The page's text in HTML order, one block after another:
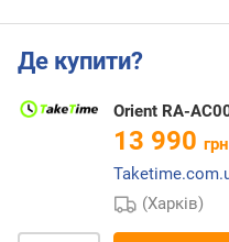
Де купити?
Orient RA-
13 990
(Харків)